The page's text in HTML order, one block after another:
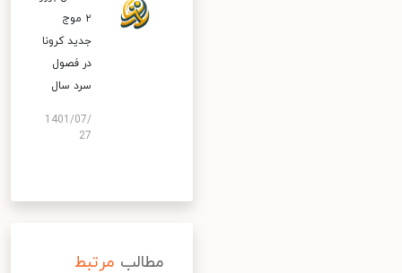
۲ موج
جدید کرونا
در فصول
سرد سال
1401/07/
27
مطالب مرتبط